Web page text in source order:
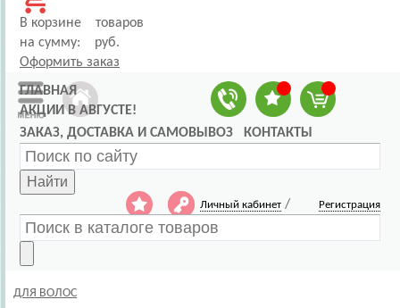
В корзине
товаров
на сумму:
руб.
Оформить заказ
ГЛАВНАЯ
АКЦИИ В АВГУСТЕ!
ЗАКАЗ, ДОСТАВКА И САМОВЫВОЗ
КОНТАКТЫ
Найти
Личный кабинет / Регистрация
ДЛЯ ВОЛОС